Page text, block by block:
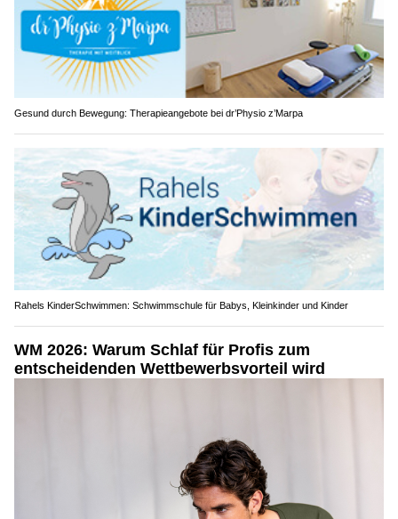
Gesund durch Bewegung: Therapieangebote bei dr’Physio z’Marpa
Rahels KinderSchwimmen: Schwimmschule für Babys, Kleinkinder und Kinder
WM 2026: Warum Schlaf für Profis zum
entscheidenden Wettbewerbsvorteil wird